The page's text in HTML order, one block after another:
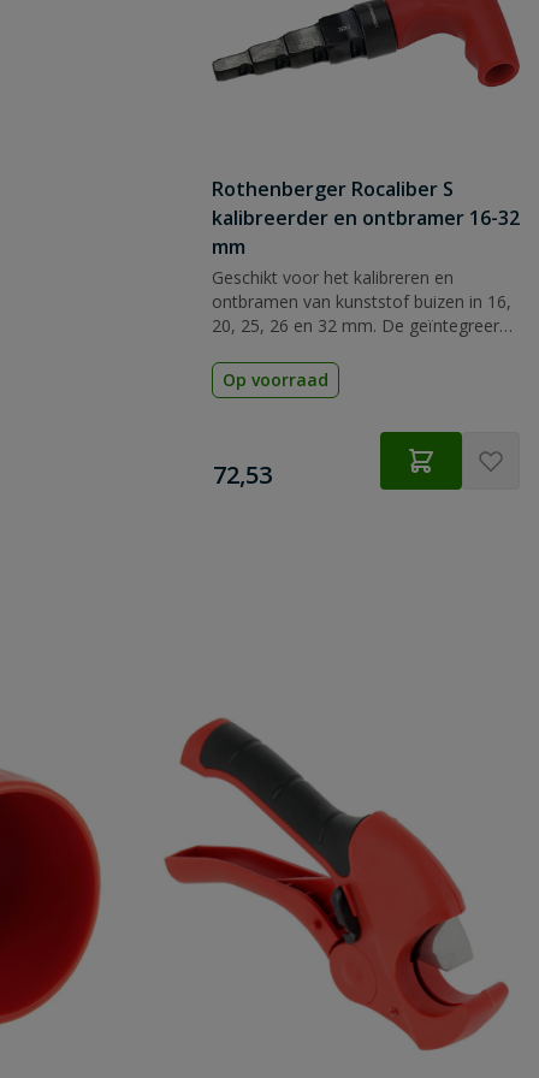
Rothenberger Rocaliber S
kalibreerder en ontbramer 16-32
mm
Geschikt voor het kalibreren en
ontbramen van kunststof buizen in 16,
20, 25, 26 en 32 mm. De geïntegreerde
comfortabele en veilige verwerking
tijdens installatiewerkzaamheden.
Op voorraad
€
72,53